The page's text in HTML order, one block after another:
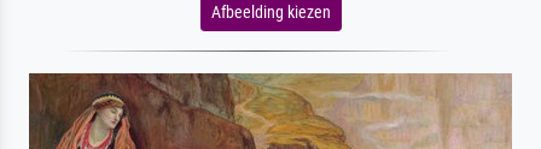
Afbeelding kiezen